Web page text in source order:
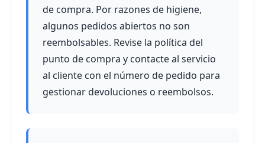
de compra. Por razones de higiene,
algunos pedidos abiertos no son
reembolsables. Revise la política del
punto de compra y contacte al servicio
al cliente con el número de pedido para
gestionar devoluciones o reembolsos.